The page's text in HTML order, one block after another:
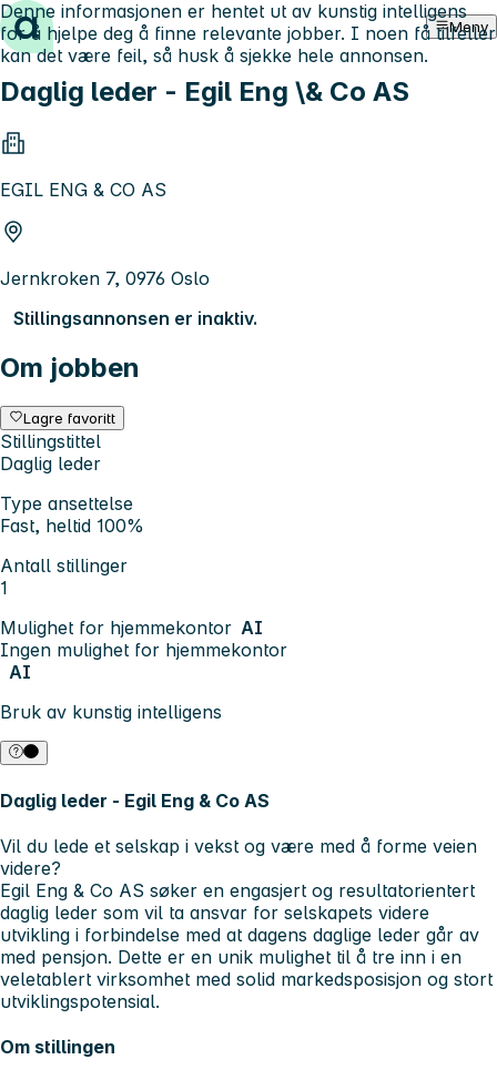
Hopp til innhold Meny
Daglig leder - Egil Eng \& Co AS
EGIL ENG & CO AS
Jernkroken 7, 0976 Oslo
Stillingsannonsen er inaktiv.
Om jobben
Lagre favoritt
Stillingstittel
Daglig leder
Type ansettelse
Fast, heltid 100%
Antall stillinger
1
Mulighet for hjemmekontor AI
Ingen mulighet for hjemmekontor
AI
Bruk av kunstig intelligens
Denne informasjonen er hentet ut av kunstig intelligens
for å hjelpe deg å finne relevante jobber. I noen få tilfeller
kan det være feil, så husk å sjekke hele annonsen.
Daglig leder - Egil Eng & Co AS
Vil du lede et selskap i vekst og være med å forme veien
videre?
Egil Eng & Co AS søker en engasjert og resultatorientert
daglig leder som vil ta ansvar for selskapets videre
utvikling i forbindelse med at dagens daglige leder går av
med pensjon. Dette er en unik mulighet til å tre inn i en
veletablert virksomhet med solid markedsposisjon og stort
utviklingspotensial.
Om stillingen